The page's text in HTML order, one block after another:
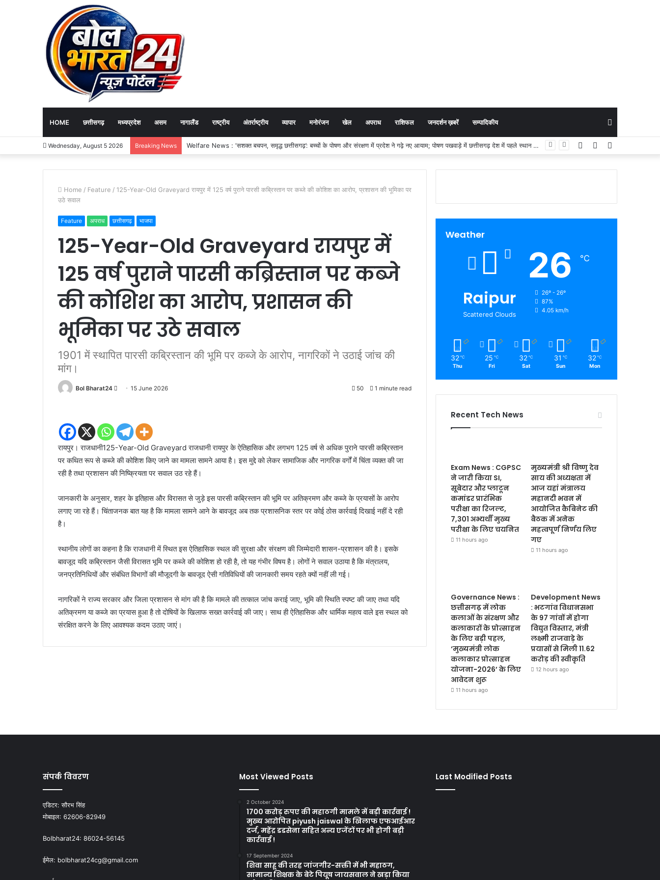
HOME छत्तीसगढ़ मध्यप्रदेश असम नागालैंड राष्ट्रीय अंतर्राष्ट्रीय व्यापार मनोरंजन खेल अपराध राशिफल जनदर्शन ख़बरें सम्पादिकीय
Wednesday, August 5 2026 Breaking News Welfare News : ‘सशक्त बचपन, समृद्ध छत्तीसगढ़’: बच्चों के पोषण और संरक्षण में प्रदेश ने गढ़े नए आयाम; पोषण पखवाड़े में छत्तीसगढ़ देश में पहले स्थान पर YouTube
Facebook
Home / Feature / 125-Year-Old Graveyard रायपुर में 125 वर्ष पुराने पारसी कब्रिस्तान पर कब्जे की कोशिश का आरोप, प्रशासन की भूमिका पर
उठे सवाल
Feature अपराध छत्तीसगढ़ भाजपा
125-Year-Old Graveyard रायपुर में
125 वर्ष पुराने पारसी कब्रिस्तान पर कब्जे
की कोशिश का आरोप, प्रशासन की
भूमिका पर उठे सवाल
1901 में स्थापित पारसी कब्रिस्तान की भूमि पर कब्जे के आरोप, नागरिकों ने उठाई जांच की
मांग।
Bol Bharat24
Send15 June 2026 50 1 minute read
रायपुर। राजधानी125-Year-Old Graveyard राजधानी रायपुर के ऐतिहासिक और लगभग 125 वर्ष से अधिक पुराने पारसी कब्रिस्तान
पर कथित रूप से कब्जे की कोशिश किए जाने का मामला सामने आया है। इस मुद्दे को लेकर सामाजिक और नागरिक वर्गों में चिंता व्यक्त की जा
रही है तथा प्रशासन की निष्क्रियता पर सवाल उठ रहे हैं।
जानकारी के अनुसार, शहर के इतिहास और विरासत से जुड़े इस पारसी कब्रिस्तान की भूमि पर अतिक्रमण और कब्जे के प्रयासों के आरोप
लगाए जा रहे हैं। चिंताजनक बात यह है कि मामला सामने आने के बावजूद अब तक प्रशासनिक स्तर पर कोई ठोस कार्रवाई दिखाई नहीं दे रही
है।
स्थानीय लोगों का कहना है कि राजधानी में स्थित इस ऐतिहासिक स्थल की सुरक्षा और संरक्षण की जिम्मेदारी शासन-प्रशासन की है। इसके
बावजूद यदि कब्रिस्तान जैसी विरासत भूमि पर कब्जे की कोशिश हो रही है, तो यह गंभीर विषय है। लोगों ने सवाल उठाया है कि मंत्रालय,
जनप्रतिनिधियों और संबंधित विभागों की मौजूदगी के बावजूद ऐसी गतिविधियों की जानकारी समय रहते क्यों नहीं ली गई।
नागरिकों ने राज्य सरकार और जिला प्रशासन से मांग की है कि मामले की तत्काल जांच कराई जाए, भूमि की स्थिति स्पष्ट की जाए तथा यदि
अतिक्रमण या कब्जे का प्रयास हुआ है तो दोषियों के खिलाफ सख्त कार्रवाई की जाए। साथ ही ऐतिहासिक और धार्मिक महत्व वाले इस स्थल को
संरक्षित करने के लिए आवश्यक कदम उठाए जाएं।
Weather
Raipur
Scattered Clouds
26 ℃
26º - 26º
87%
4.05 km/h
32 ℃
Thu
25 ℃
Fri
32 ℃
Sat
31 ℃
Sun
32 ℃
Mon
Recent Tech News
Exam News : CGPSC
ने जारी किया SI,
सूबेदार और प्लाटून
कमांडर प्रारंभिक
परीक्षा का रिजल्ट,
7,301 अभ्यर्थी मुख्य
परीक्षा के लिए चयनित
11 hours ago
मुख्यमंत्री श्री विष्णु देव
साय की अध्यक्षता में
आज यहां मंत्रालय
महानदी भवन में
आयोजित कैबिनेट की
बैठक में अनेक
महत्वपूर्ण निर्णय लिए
गए
11 hours ago
Governance News :
छत्तीसगढ़ में लोक
कलाओं के संरक्षण और
कलाकारों के प्रोत्साहन
के लिए बड़ी पहल,
‘मुख्यमंत्री लोक
कलाकार प्रोत्साहन
योजना-2026’ के लिए
आवेदन शुरू
11 hours ago
Development News
: भटगांव विधानसभा
के 97 गांवों में होगा
विद्युत विस्तार, मंत्री
लक्ष्मी राजवाड़े के
प्रयासों से मिली 11.62
करोड़ की स्वीकृति
12 hours ago
संपर्क विवरण
एडिटर:सौरभ सिंह
मोबाइल: 62606-82949
Bolbharat24: 86024-56145
ईमेल: bolbharat24cg@gmail.com
Most Viewed Posts
2 October 2024
1700 करोड़ रुपए की महाठगी मामले में बड़ी कार्रवाई !
मुख्य आरोपित piyush jaiswal के खिलाफ एफआईआर
दर्ज, महेंद्र डडसेना सहित अन्य एजेंटों पर भी होगी बड़ी
कार्रवाई !
17 September 2024
शिवा साहू की तरह जांजगीर-सक्ती में भी महाठग,
सामान्य शिक्षक के बेटे पियूष जायसवाल ने खड़ा किया
Last Modified Posts